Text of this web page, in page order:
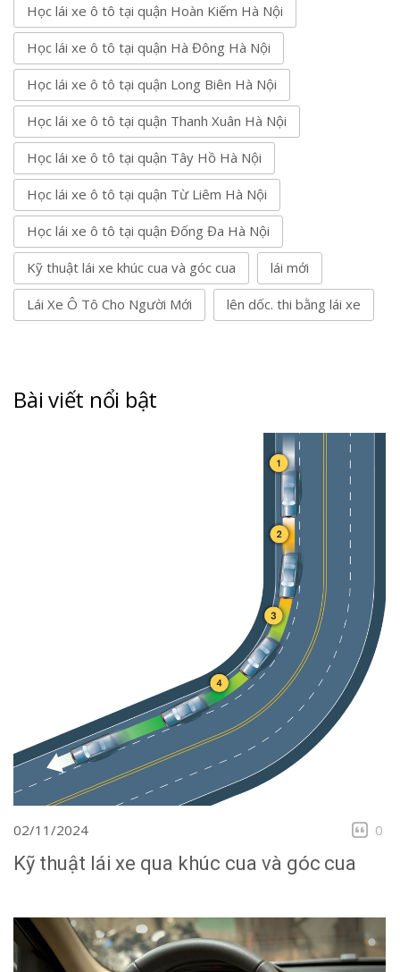
Học lái xe ô tô tại quận Hoàn Kiếm Hà Nội
Học lái xe ô tô tại quận Hà Đông Hà Nội
Học lái xe ô tô tại quận Long Biên Hà Nội
Học lái xe ô tô tại quận Thanh Xuân Hà Nội
Học lái xe ô tô tại quận Tây Hồ Hà Nội
Học lái xe ô tô tại quận Từ Liêm Hà Nội
Học lái xe ô tô tại quận Đống Đa Hà Nội
Kỹ thuật lái xe khúc cua và góc cua lái mới
Lái Xe Ô Tô Cho Người Mới lên dốc. thi bằng lái xe
Bài viết nổi bật
02/11/2024 0
Kỹ thuật lái xe qua khúc cua và góc cua